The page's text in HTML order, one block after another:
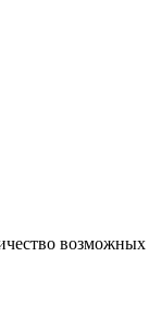
возможных